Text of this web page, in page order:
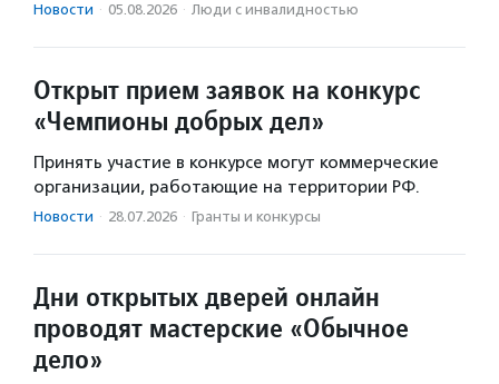
Новости · 05.08.2026 · Люди с инвалидностью
Открыт прием заявок на конкурс
«Чемпионы добрых дел»
Принять участие в конкурсе могут коммерческие
организации, работающие на территории РФ.
Новости · 28.07.2026 · Гранты и конкурсы
Дни открытых дверей онлайн
проводят мастерские «Обычное
дело»